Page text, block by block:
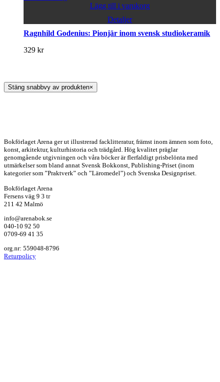
Lägg till i varukorg
Detaljer
Ragnhild Godenius: Pionjär inom svensk studiokeramik
329 kr
Stäng snabbvy av produkten×
Bokförlaget Arena ger ut illustrerad facklitteratur, främst inom ämnen som foto,
konst, arkitektur, kulturhistoria och trädgård. Hög kvalitet präglar
genomgående utgivningen och våra böcker är flerfaldigt prisbelönta med
utmärkelser som bland annat Svensk Bokkonst, Publishing-Priset (inom
kategorier som ”Praktverk” och ”Läromedel”) och Svenska Designpriset.
Bokförlaget Arena
Fersens väg 9 3 tr
211 42 Malmö
info@arenabok.se
040-10 92 50
0709-69 41 35
org.nr: 559048-8796
Returpolicy